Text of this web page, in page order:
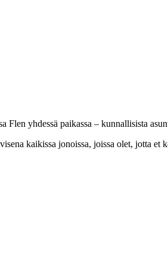
yhdessä paikassa – kunnallisista
kaikissa jonoissa, joissa olet, jotta et